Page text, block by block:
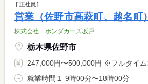
正社員
営業（佐野市高萩町、越名町）
株式会社 ホンダカーズ坂戸
栃木県佐野市
247,000円〜500,000円 ※フルタイム求人の場合は月額（換算額）、パート求人
就業時間１ 9時00分〜18時00分